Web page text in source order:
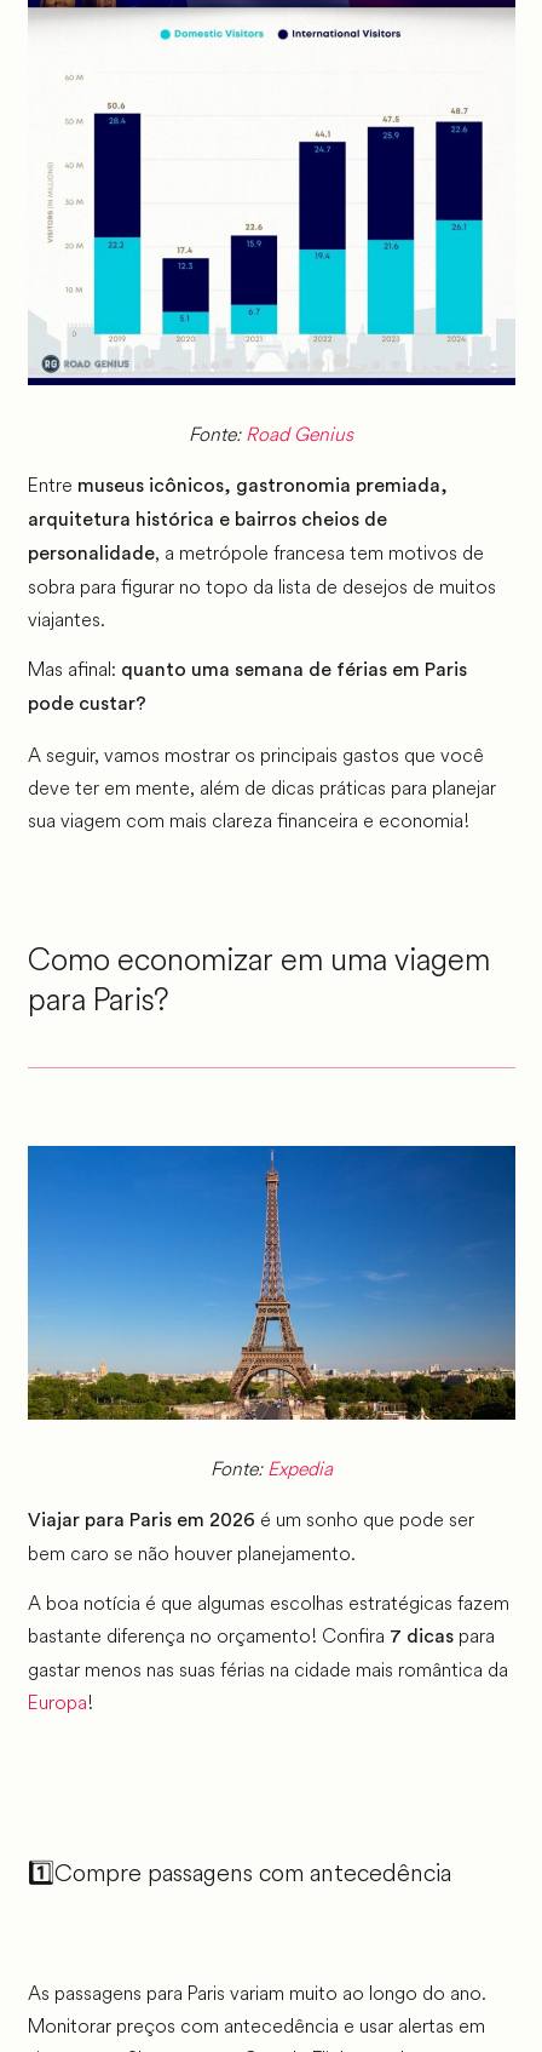
Fonte: Road Genius
Entre museus icônicos, gastronomia premiada,
arquitetura histórica e bairros cheios de
personalidade, a metrópole francesa tem motivos de
sobra para figurar no topo da lista de desejos de muitos
viajantes.
Mas afinal: quanto uma semana de férias em Paris
pode custar?
A seguir, vamos mostrar os principais gastos que você
deve ter em mente, além de dicas práticas para planejar
sua viagem com mais clareza financeira e economia!
Como economizar em uma viagem
para Paris?
Fonte: Expedia
Viajar para Paris em 2026 é um sonho que pode ser
bem caro se não houver planejamento.
A boa notícia é que algumas escolhas estratégicas fazem
bastante diferença no orçamento! Confira 7 dicaspara
gastar menos nas suas férias na cidade mais romântica da
Europa!
1️⃣Compre passagens com antecedência
As passagens para Paris variam muito ao longo do ano.
Monitorar preços com antecedência e usar alertas em